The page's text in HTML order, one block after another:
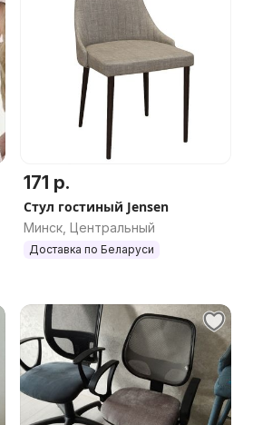
171 р.
Стул гостиный Jensen
Минск, Центральный
Доставка по Беларуси